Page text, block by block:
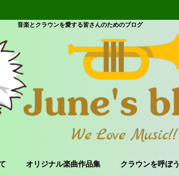
音楽とクラウンを愛する皆さんのためのブログ
オリジナル楽曲作品集 クラウンを呼ぼう